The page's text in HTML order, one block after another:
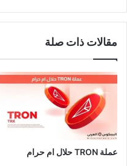
مقالات ذات صلة
عملة TRON حلال ام حرام​